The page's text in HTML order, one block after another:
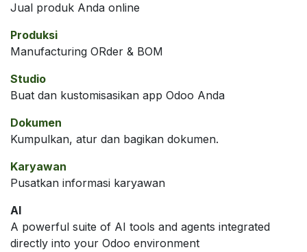
Jual produk Anda online
Produksi
Manufacturing ORder & BOM
Studio
Buat dan kustomisasikan app Odoo Anda
Dokumen
Kumpulkan, atur dan bagikan dokumen.
Karyawan
Pusatkan informasi karyawan
AI
A powerful suite of AI tools and agents integrated
directly into your Odoo environment